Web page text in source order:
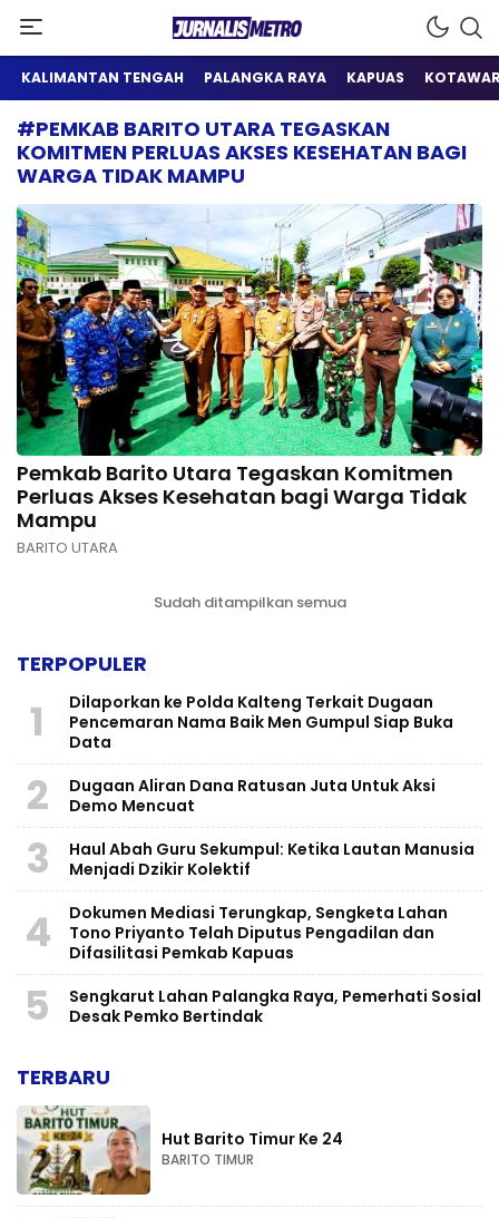
Jurnalis Metro
Satu Wadah Informasi
KALIMANTAN TENGAH PALANGKA RAYA KAPUAS
#PEMKAB BARITO UTARA TEGASKAN
KOMITMEN PERLUAS AKSES KESEHATAN BAGI
WARGA TIDAK MAMPU
Pemkab Barito Utara Tegaskan Komitmen
Perluas Akses Kesehatan bagi Warga Tidak
Mampu
BARITO UTARA
Sudah ditampilkan semua
TERPOPULER
1
Dilaporkan ke Polda Kalteng Terkait Dugaan
Pencemaran Nama Baik Men Gumpul Siap Buka
Data
2
Dugaan Aliran Dana Ratusan Juta Untuk Aksi
Demo Mencuat
3
Haul Abah Guru Sekumpul: Ketika Lautan Manusia
Menjadi Dzikir Kolektif
4
​Dokumen Mediasi Terungkap, Sengketa Lahan
Tono Priyanto Telah Diputus Pengadilan dan
Difasilitasi Pemkab Kapuas
5
Sengkarut Lahan Palangka Raya, Pemerhati Sosial
Desak Pemko Bertindak
TERBARU
Hut Barito Timur Ke 24
BARITO TIMUR